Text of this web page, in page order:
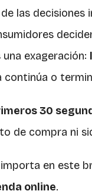
las decisiones
exageración:
continúa o
30
de compra ni
en este
online.